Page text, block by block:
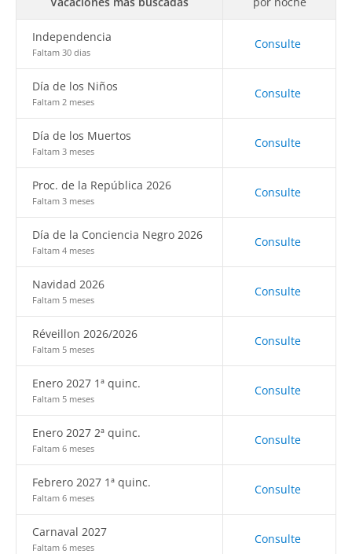
Independencia
Faltam 30 dias
Consulte
Día de los Niños
Faltam 2 meses
Consulte
Día de los Muertos
Faltam 3 meses
Consulte
Proc. de la República 2026
Faltam 3 meses
Consulte
Día de la Conciencia Negro 2026
Faltam 4 meses
Consulte
Navidad 2026
Faltam 5 meses
Consulte
Réveillon 2026/2026
Faltam 5 meses
Consulte
Enero 2027 1ª quinc.
Faltam 5 meses
Consulte
Enero 2027 2ª quinc.
Faltam 6 meses
Consulte
Febrero 2027 1ª quinc.
Faltam 6 meses
Consulte
Carnaval 2027
Faltam 6 meses
Consulte